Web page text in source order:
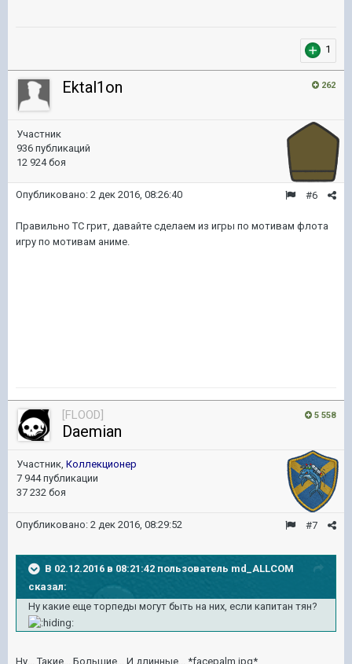
1
262
Ektal1on
Участник
936 публикаций
12 924 боя
#6
Опубликовано: 2 дек 2016, 08:26:40
Правильно ТС грит, давайте сделаем из игры по мотивам флота
игру по мотивам аниме.
5 558
[FLOOD]
Daemian
Участник, Коллекционер
7 944 публикации
37 232 боя
#7
Опубликовано: 2 дек 2016, 08:29:52
В 02.12.2016 в 08:21:42 пользователь md_ALLCOM
сказал:
Ну какие еще торпеды могут быть на них, если капитан тян?
Ну... Такие... Большие... И длинные... *facepalm.jpg*